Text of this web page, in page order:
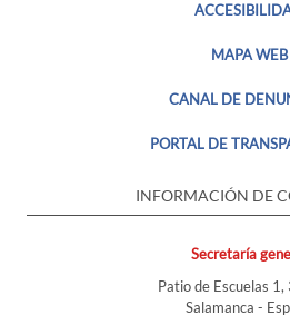
MAPA WEB
CANAL DE
PORTAL DE
INFORMACIÓN DE
Secretaría
Patio de Escuelas
Salamanca -